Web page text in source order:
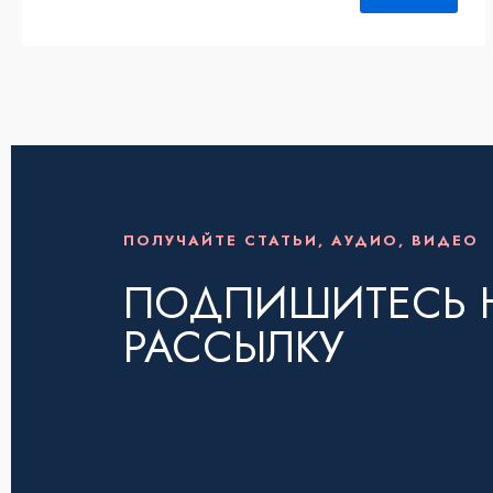
ПОЛУЧАЙТЕ СТАТЬИ, АУДИО, ВИДЕО
ПОДПИШИТЕСЬ
РАССЫЛКУ